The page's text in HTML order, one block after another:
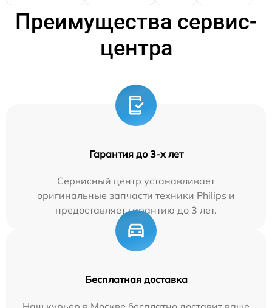
Преимущества сервис-
центра
Гарантия до 3-х лет
Сервисный центр устанавливает
оригинальные запчасти техники Philips и
предоставляет гарантию до 3 лет.
Бесплатная доставка